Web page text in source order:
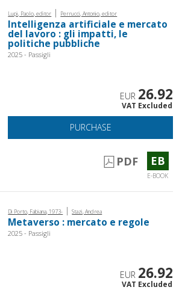
Lupi, Paolo, editor | Perrucci, Antonio, editor
Intelligenza artificiale e mercato
del lavoro : gli impatti, le
politiche pubbliche
2025 - Passigli
EUR 26.92
VAT Excluded
PURCHASE
PDF EB
E-BOOK
Di Porto, Fabiana, 1973- | Stazi, Andrea
Metaverso : mercato e regole
2025 - Passigli
EUR 26.92
VAT Excluded